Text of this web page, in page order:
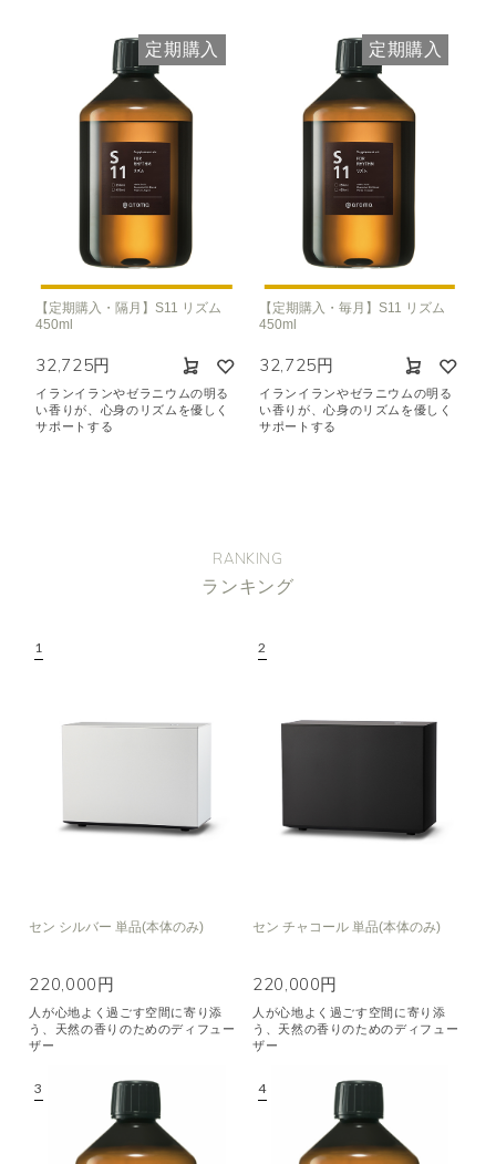
定期購入
【定期購入・隔月】S11 リズム
450ml
32,725円
イランイランやゼラニウムの明る
い香りが、心身のリズムを優しく
サポートする
定期購入
【定期購入・毎月】S11 リズム
450ml
32,725円
イランイランやゼラニウムの明る
い香りが、心身のリズムを優しく
サポートする
RANKING
ランキング
セン シルバー 単品(本体のみ)
220,000円
人が心地よく過ごす空間に寄り添
う、天然の香りのためのディフュー
ザー
セン チャコール 単品(本体のみ)
220,000円
人が心地よく過ごす空間に寄り添
う、天然の香りのためのディフュー
ザー